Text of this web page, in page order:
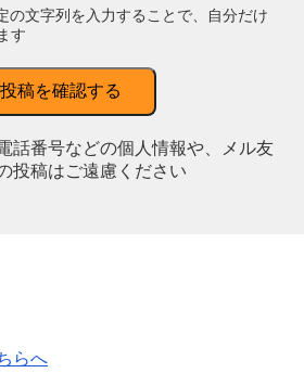
の文字列を入力することで、自分だけ
す
投稿を確認する
話番号などの個人情報や、メル友
投稿はご遠慮ください
らへ